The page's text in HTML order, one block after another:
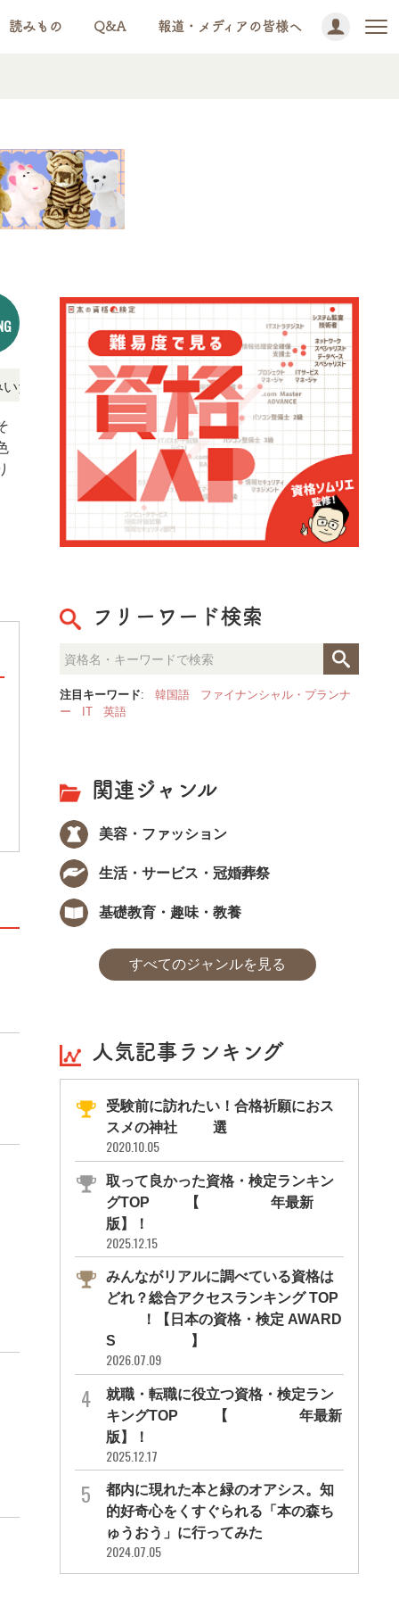
読みもの Q&A 報道・メディアの皆様へ
ます。 NEWS! 「この検定、難しい？」「どんな試験？
パーソナルカラリスト検定
ることができる資格試験です。色彩や配色を
学ぶことは、美容関係やファッション、ブラ
選びやインテリアでもその知識を活かすこと
ができます。
フリーワード検索
注目キーワード: 韓国語
ファイナンシャル・プランナ
ー
IT 英語
関連ジャンル
美容・ファッション
生活・サービス・冠婚葬祭
基礎教育・趣味・教養
すべてのジャンルを見る
人気記事ランキング
受験前に訪れたい！合格祈願におス
スメの神社11選
2020.10.05
取って良かった資格・検定ランキン
グTOP10【2026年最新
版】！
2025.12.15
みんながリアルに調べている資格は
どれ？総合アクセスランキング TOP
10！【日本の資格・検定 AWARD
S 2026】
2026.07.09
就職・転職に役立つ資格・検定ラン
キングTOP30【2026年最新
版】！
2025.12.17
都内に現れた本と緑のオアシス。知
的好奇心をくすぐられる「本の森ち
ゅうおう」に行ってみた
2024.07.05